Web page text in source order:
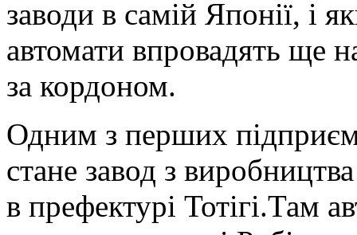
заводи в самій Японії, і
автомати впровадять ще
за кордоном.
Одним з перших
стане завод з
в префектурі Тотігі.Там